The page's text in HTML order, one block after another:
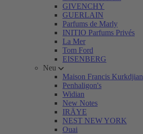
GIVENCHY
GUERLAIN
Parfums de Marly
INITIO Parfums Privés
La Mer
Tom Ford
EISENBERG
Neu
Maison Francis Kurkdjian
Penhaligon's
Widian
New Notes
IRÄYE
NEST NEW YORK
Ouai